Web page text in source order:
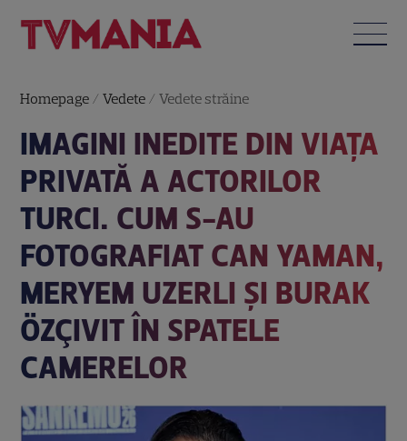
Homepage /Vedete /Vedete străine
IMAGINI INEDITE DIN VIAȚA
PRIVATĂ A ACTORILOR
TURCI. CUM S-AU
FOTOGRAFIAT CAN YAMAN,
MERYEM UZERLI ȘI BURAK
ÖZÇIVIT ÎN SPATELE
CAMERELOR